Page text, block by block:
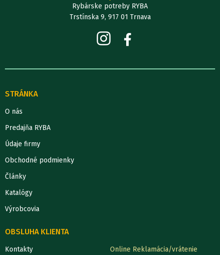
Rybárske potreby RYBA
Trstínska 9, 917 01 Trnava
STRÁNKA
O nás
Predajňa RYBA
Údaje firmy
Obchodné podmienky
Články
Katalógy
Výrobcovia
OBSLUHA KLIENTA
Kontakty Online Reklamácia/vrátenie